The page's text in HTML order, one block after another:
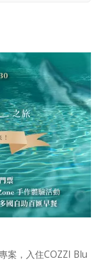
案，入住COZZI Blu